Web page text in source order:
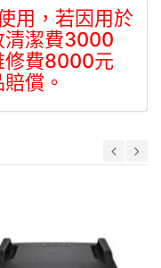
用，若因用於
清潔費3000
修費8000元
償。